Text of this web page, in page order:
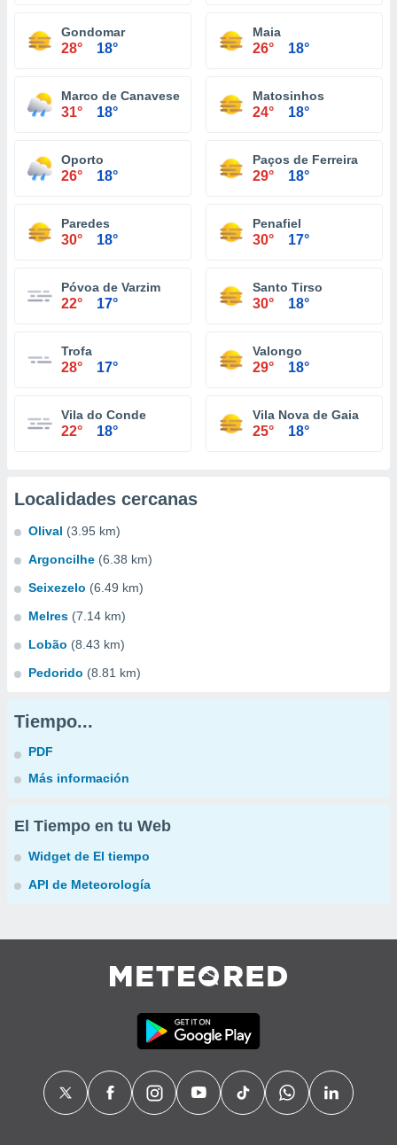
Gondomar
28° 18°
Maia
26° 18°
Marco de Canaveses
31° 18°
Matosinhos
24° 18°
Oporto
26° 18°
Paços de Ferreira
29° 18°
Paredes
30° 18°
Penafiel
30° 17°
Póvoa de Varzim
22° 17°
Santo Tirso
30° 18°
Trofa
28° 17°
Valongo
29° 18°
Vila do Conde
22° 18°
Vila Nova de Gaia
25° 18°
Localidades cercanas
Olival (3.95 km)
Argoncilhe (6.38 km)
Seixezelo (6.49 km)
Melres (7.14 km)
Lobão (8.43 km)
Pedorido (8.81 km)
Tiempo...
PDF
Más información
El Tiempo en tu Web
Widget de El tiempo
API de Meteorología